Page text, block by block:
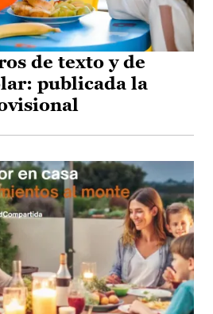
de texto y de
publicada la